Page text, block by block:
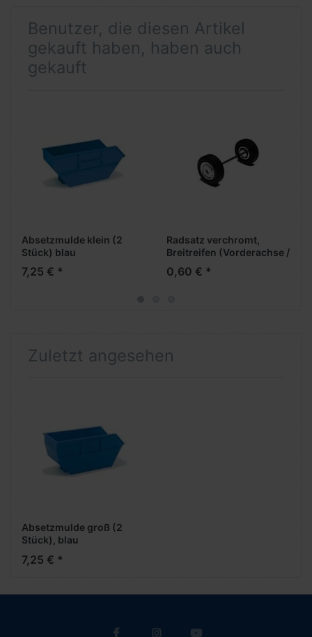
Benutzer, die diesen Artikel
gekauft haben, haben auch
gekauft
Absetzmulde klein (2
Stück) blau
7,25 € *
Radsatz verchromt,
Breitreifen (Vorderachse /
Aufliegerachse)
0,60 € *
Zuletzt angesehen
Absetzmulde groß (2
Stück), blau
7,25 € *